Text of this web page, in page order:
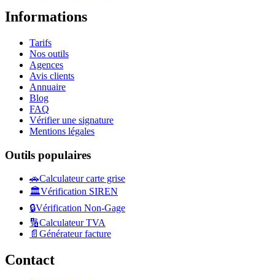
Informations
Tarifs
Nos outils
Agences
Avis clients
Annuaire
Blog
FAQ
Vérifier une signature
Mentions légales
Outils populaires
🚗Calculateur carte grise
🏛️Vérification SIREN
🔒Vérification Non-Gage
🔢Calculateur TVA
📄 Générateur facture
Contact